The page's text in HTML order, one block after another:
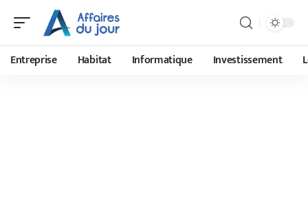
Entreprise Habitat Informatique Investissement